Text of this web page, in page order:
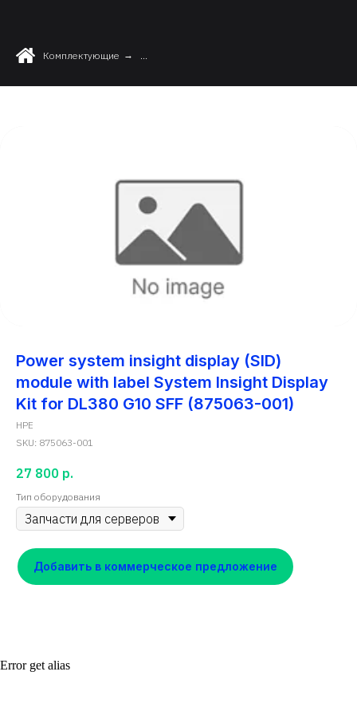
Комплектующие → ...
Power system insight display (SID)
module with label System Insight Display
Kit for DL380 G10 SFF (875063-001)
HPE
SKU: 875063-001
27 800 р.
Тип оборудования
Добавить в коммерческое предложение
Error get alias